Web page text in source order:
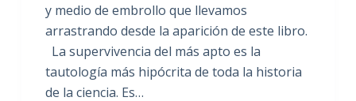
y medio de embrollo que llevamos
arrastrando desde la aparición de este libro.
La supervivencia del más apto es la
tautología más hipócrita de toda la historia
de la ciencia. Es…